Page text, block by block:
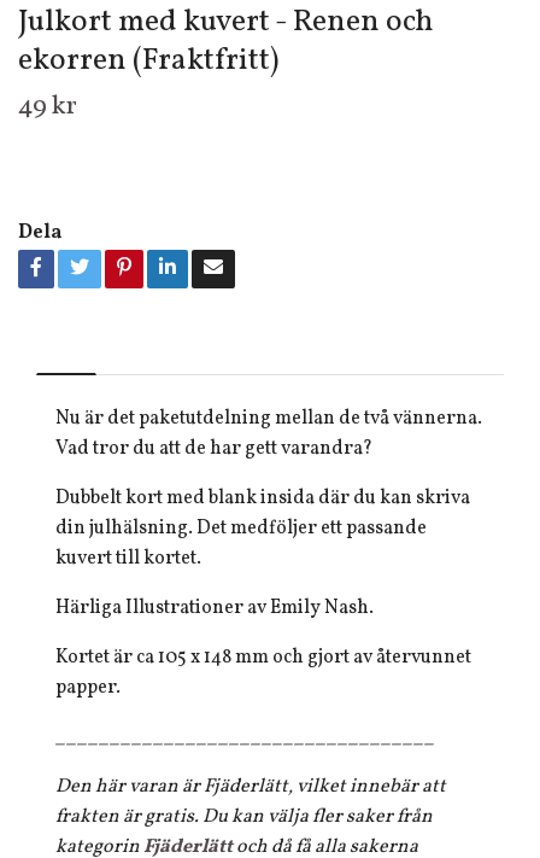
Julkort med kuvert - Renen och
ekorren (Fraktfritt)
49 kr
Dela
Nu är det paketutdelning mellan de två vännerna.
Vad tror du att de har gett varandra?
Dubbelt kort med blank insida där du kan skriva
din julhälsning. Det medföljer ett passande
kuvert till kortet.
Härliga Illustrationer av Emily Nash.
Kortet är ca 105 x 148 mm och gjort av återvunnet
papper.
___________________________________
Den här varan är Fjäderlätt, vilket innebär att
frakten är gratis. Du kan välja fler saker från
kategorinFjäderlättoch då få alla sakerna